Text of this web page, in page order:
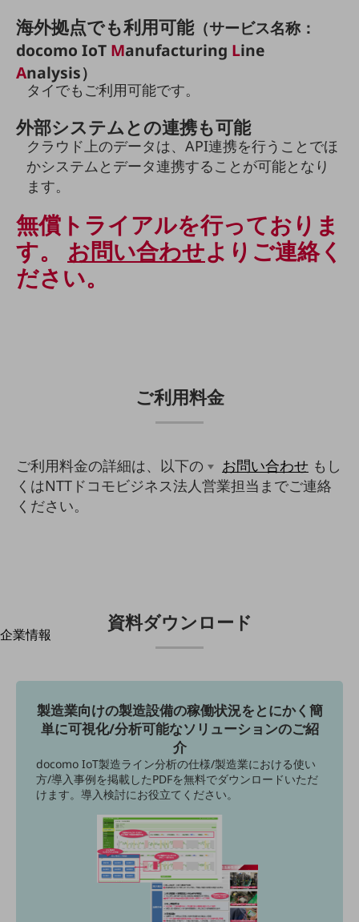
モバイル・音声
バックオフィス
リモート・ハイブリッドワーク
セキュリティ
その他のお悩みはこちら
業界から見つける
業界から見つけるTOP
製造業
小売・卸売業
運輸業
相談・申し込みができるバーチャルショップ
法人向けモバイルトップ
はじめての方へ
サービス・商品を探す
別ウィンドウで開きます
企業情報
会社案内TOP
社長からのご挨拶
事業拠点
会社案内パンフレット
海外拠点でも利用可能（サービス名称：
docomo IoT Manufacturing Line
Analysis）
タイでもご利用可能です。
外部システムとの連携も可能
クラウド上のデータは、API連携を行うことでほ
かシステムとデータ連携することが可能となり
ます。
無償トライアルを行っておりま
す。 お問い合わせよりご連絡く
ださい。
ご利用料金
ご利用料金の詳細は、以下の お問い合わせ もし
くはNTTドコモビジネス法人営業担当までご連絡
ください。
資料ダウンロード
製造業向けの製造設備の稼働状況をとにかく簡
単に可視化/分析可能なソリューションのご紹
介
docomo IoT製造ライン分析の仕様/製造業における使い
方/導入事例を掲載したPDFを無料でダウンロードいただ
けます。導入検討にお役立てください。